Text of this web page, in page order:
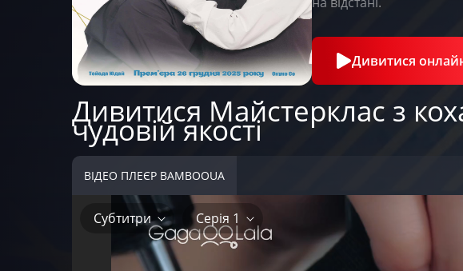
Дивитися
Дивитися Майстерклас з
чудовій якості
ВІДЕО ПЛЕЄР BAMBOOUA
Серія 1
Серія 1
Субтитри
Субтитри